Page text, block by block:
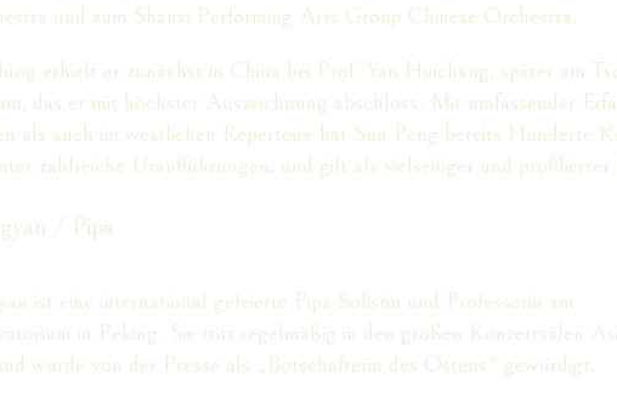
und zum Shanxi Performing Arts Group Chinese Orchestra.
erhielt er zunächst in China bei Prof. Yan Huichang, später am
das er mit höchster Auszeichnung abschloss. Mit umfassender
als auch im westlichen Repertoire hat Sun Peng bereits Hunderte
zahlreiche Uraufführungen, und gilt als vielseitiger und profilierter
/ Pipa
ist eine international gefeierte Pipa-Solistin und Professorin am
in Peking. Sie tritt regelmäßig in den großen Konzertsälen
wurde von der Presse als „Botschafterin des Ostens“ gewürdigt.